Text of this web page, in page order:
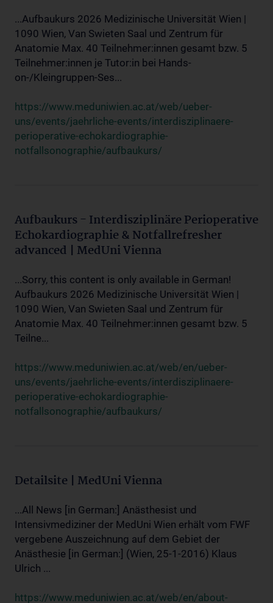
...Aufbaukurs 2026 Medizinische Universität Wien |
1090 Wien, Van Swieten Saal und Zentrum für
Anatomie Max. 40 Teilnehmer:innen gesamt bzw. 5
Teilnehmer:innen je Tutor:in bei Hands-
on-/Kleingruppen-Ses...
https://www.meduniwien.ac.at/web/ueber-
uns/events/jaehrliche-events/interdisziplinaere-
perioperative-echokardiographie-
notfallsonographie/aufbaukurs/
Aufbaukurs - Interdisziplinäre Perioperative
Echokardiographie & Notfallrefresher
advanced | MedUni Vienna
...Sorry, this content is only available in German!
Aufbaukurs 2026 Medizinische Universität Wien |
1090 Wien, Van Swieten Saal und Zentrum für
Anatomie Max. 40 Teilnehmer:innen gesamt bzw. 5
Teilne...
https://www.meduniwien.ac.at/web/en/ueber-
uns/events/jaehrliche-events/interdisziplinaere-
perioperative-echokardiographie-
notfallsonographie/aufbaukurs/
Detailsite | MedUni Vienna
...All News [in German:] Anästhesist und
Intensivmediziner der MedUni Wien erhält vom FWF
vergebene Auszeichnung auf dem Gebiet der
Anästhesie [in German:] (Wien, 25-1-2016) Klaus
Ulrich ...
https://www.meduniwien.ac.at/web/en/about-